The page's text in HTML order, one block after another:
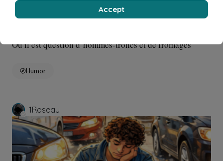
Où il est question d’hommes-troncs et de fromages
Humor
1Roseau
Accept